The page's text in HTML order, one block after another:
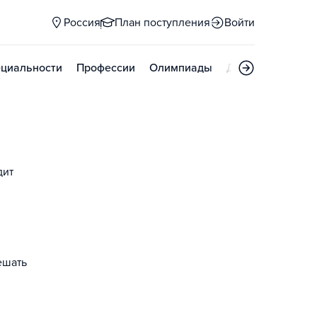
Россия План поступления Войти
Профессии Олимпиады Дни открытых